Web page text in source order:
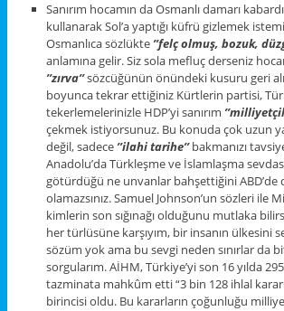
Sanırım hocamın da Osmanlı damarı
kullanarak Sol’a yaptığı küfrü gizlemek
Osmanlıca sözlükte ’’felç olmuş, bozuk,
anlamına gelir. Siz sola mefluç derseniz
’’zırva’’sözcüğünün önündeki kusuru geri
boyunca tekrar ettiğiniz Kürtlerin partisi,
tekerlemelerinizle HDP’yi sanırım
çekmek istiyorsunuz. Bu konuda çok uzun
değil, sadece ’’ilahi tarihe’’bakmanızı
Anadolu’da Türkleşme ve İslamlaşma
götürdüğü ne unvanlar bahşettiğini ABD’de
olamazsınız. Samuel Johnson’un sözleri ile
kimlerin son sığınağı olduğunu mutlaka
her türlüsüne karşıyım, bir insanın ülkesini
sözüm yok ama bu sevgi neden sınırlar da
sorgularım. AİHM, Türkiye’yi son 16 yılda
tazminata mahkûm etti “3 bin 128 ihlal
birincisi oldu. Bu kararların çoğunluğu